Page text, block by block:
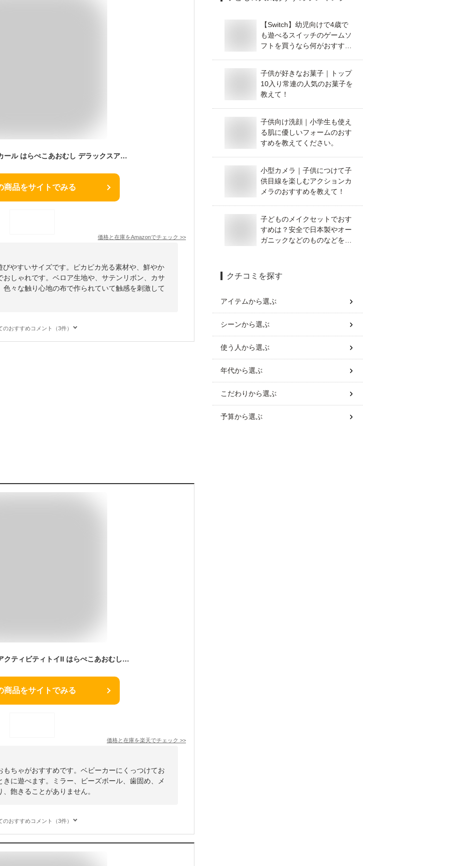
日本育児 エリック・カール はらぺこあおむし デラックスアクティビティトイ
商品をサイトでみる
価格と在庫をAmazonでチェック >>
やすいサイズです。ピカピカ光る素材や、鮮やか
しゃれです。ベロア生地や、サテンリボン、カサ
々な触り心地の布で作られていて触感を刺激して
のおすすめコメント（3件）
日本育児 デラックスアクティビティトイII はらぺこあおむし【ベビーカー おでかけ おもちゃ】【送料無料 沖縄・一部地域を除く
商品をサイトでみる
価格と在庫を楽天でチェック >>
ちゃがおすすめです。ベビーカーにくっつけてお
に遊べます。ミラー、ビーズボール、歯固め、メ
飽きることがありません。
のおすすめコメント（3件）
【Switch】幼児向けで4歳で
も遊べるスイッチのゲームソ
フトを買うなら何がおすすめ
子供が好きなお菓子｜トップ
10入り常連の人気のお菓子を
教えて！
子供向け洗顔｜小学生も使え
る肌に優しいフォームのおす
すめを教えてください。
小型カメラ｜子供につけて子
供目線を楽しむアクションカ
メラのおすすめを教えて！
子どものメイクセットでおす
すめは？安全で日本製やオー
ガニックなどのものなどを教
クチコミを探す
アイテムから選ぶ
シーンから選ぶ
使う人から選ぶ
年代から選ぶ
こだわりから選ぶ
予算から選ぶ